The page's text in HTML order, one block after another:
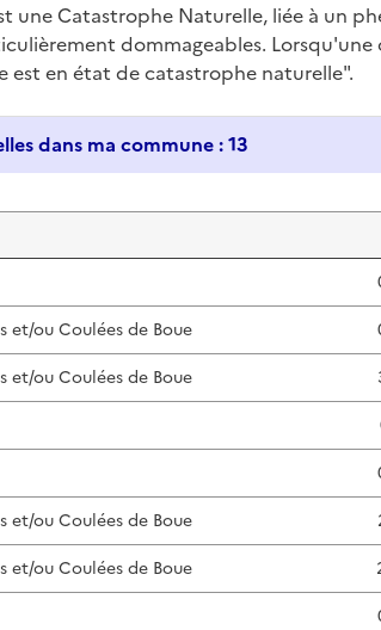
une Catastrophe Naturelle, liée à un
dommageables.
est en état de catastrophe naturelle".
Historique des catastrophes naturelles dans ma commune : 13
et/ou Coulées de Boue
et/ou Coulées de Boue
et/ou Coulées de Boue
et/ou Coulées de Boue